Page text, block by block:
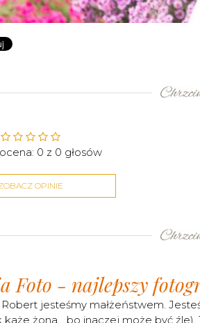
0 z 0 głosów
OPINIE
Foto - najlepszy
Robert jesteśmy małżeństwem.
każe żona... bo inaczej może być